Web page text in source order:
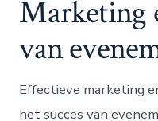
Marketing
van
Effectieve marketing
het succes van